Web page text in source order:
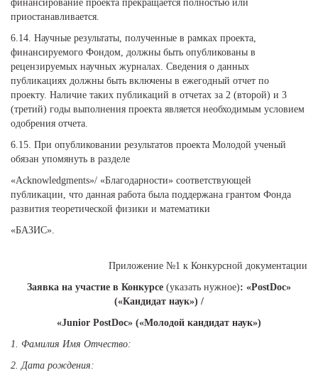
финансирование проекта прекращается полностью или
приостанавливается.
6.14. Научные результаты, полученные в рамках проекта,
финансируемого Фондом, должны быть опубликованы в
рецензируемых научных журналах. Сведения о данных
публикациях должны быть включены в ежегодный отчет по
проекту. Наличие таких публикаций в отчетах за 2 (второй) и 3
(третий) годы выполнения проекта является необходимым условием
одобрения отчета.
6.15. При опубликовании результатов проекта Молодой ученый
обязан упомянуть в разделе
«Acknowledgments»/ «Благодарности» соответствующей
публикации, что данная работа была поддержана грантом Фонда
развития теоретической физики и математики
«БАЗИС».
Приложение №1 к Конкурсной документации
Заявка на участие в Конкурсе (указать нужное): «PostDoc»
(«Кандидат наук») /
«Junior PostDoc» («Молодой кандидат наук»)
1. Фамилия Имя Отчество:
2. Дата рождения: